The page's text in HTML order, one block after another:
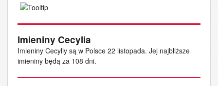
Imieniny Cecylia
Imieniny Cecyliy są w Polsce 22 listopada. Jej najbliższe
imieniny będą za 108 dni.